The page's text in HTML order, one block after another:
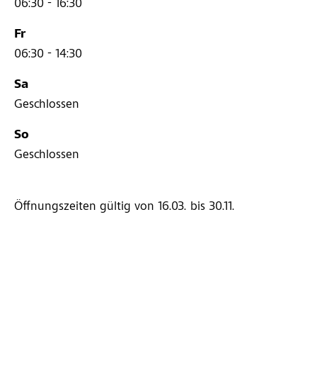
06:30 - 16:30
Fr
06:30 - 14:30
Sa
Geschlossen
So
Geschlossen
Öffnungszeiten gültig von 16.03. bis 30.11.